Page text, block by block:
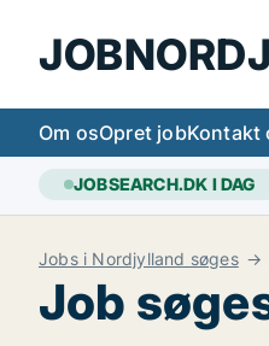
Om osOpret jobKontakt
JOBSEARCH.DK I DAG
Jobs i Nordjylland søges
Job